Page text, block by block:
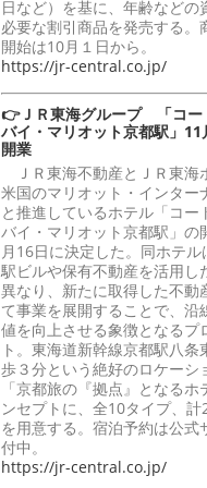
日など）を基に、年齢などの
必要な割引商品を発売する。
開始は10月１日から。
https://jr-central.co.jp/
👉ＪＲ東海グループ 「コー
バイ・マリオット京都駅」11
開業
ＪＲ東海不動産とＪＲ東海
米国のマリオット・インター
と推進しているホテル「コー
バイ・マリオット京都駅」の
月16日に決定した。同ホテル
駅ビルや保有不動産を活用し
異なり、新たに取得した不動
て事業を展開することで、沿
値を向上させる象徴となるプ
ト。東海道新幹線京都駅八条
歩３分という絶好のロケーシ
「京都旅の『拠点』となるホ
ンセプトに、全10タイプ、計
を用意する。宿泊予約は公式
付中。
https://jr-central.co.jp/